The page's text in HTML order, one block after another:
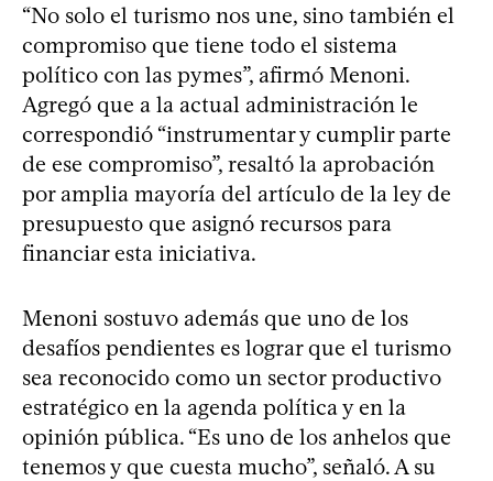
“No solo el turismo nos une, sino también el
compromiso que tiene todo el sistema
político con las pymes”, afirmó Menoni.
Agregó que a la actual administración le
correspondió “instrumentar y cumplir parte
de ese compromiso”, resaltó la aprobación
por amplia mayoría del artículo de la ley de
presupuesto que asignó recursos para
financiar esta iniciativa.
Menoni sostuvo además que uno de los
desafíos pendientes es lograr que el turismo
sea reconocido como un sector productivo
estratégico en la agenda política y en la
opinión pública. “Es uno de los anhelos que
tenemos y que cuesta mucho”, señaló. A su